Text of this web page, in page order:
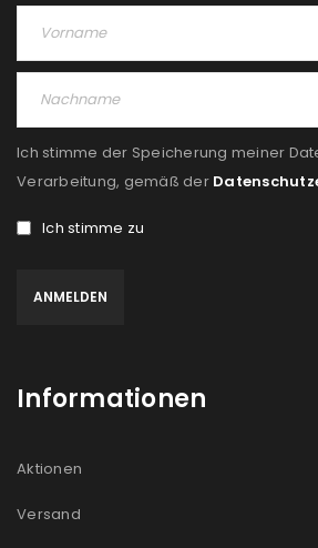
Ich stimme der Speicherung meiner
Verarbeitung, gemäß der
Ich stimme zu
Informationen
Aktionen
Versand